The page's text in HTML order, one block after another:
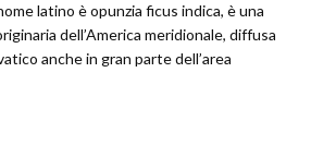
latino è opunzia ficus indica, è una
dell’America meridionale, diffusa
anche in gran parte dell’area